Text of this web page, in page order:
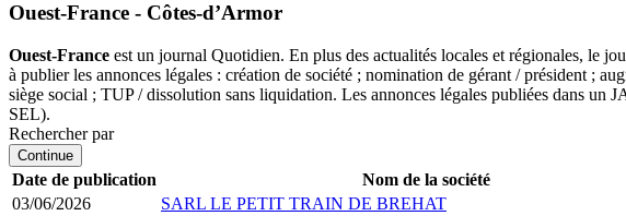
Ouest-France - Côtes-d’Armor
Ouest-France est un journal Quotidien. En plus des actualités locales et régionales, le
à publier les annonces légales : création de société ; nomination de gérant / président ;
siège social ; TUP / dissolution sans liquidation. Les annonces légales publiées dans
SEL).
Rechercher par
Continue
Date de publication Nom de la société
03/06/2026
SARL LE PETIT TRAIN DE BREHAT